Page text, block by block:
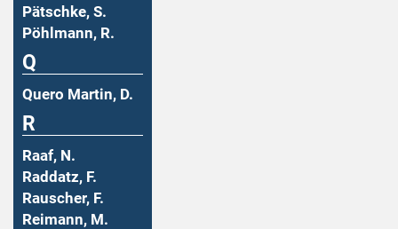
Pätschke, S.
Pöhlmann, R.
Q
Quero Martin, D.
R
Raaf, N.
Raddatz, F.
Rauscher, F.
Reimann, M.